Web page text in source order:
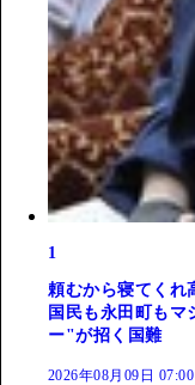
1
頼むから寝てく
国民も永田町も
ー"が招く国難
2026年08月09日 07:00